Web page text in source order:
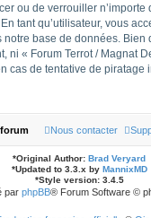
ou de verrouiller
tant qu’utilisateur, vous
base de données.
ni « Forum Terrot / Magnat
cas de tentative de piratage
Nous contacter
*Original Author: Brad Veryard
*Updated to 3.3.x by MannixMD
*Style version: 3.4.5
par phpBB® Forum Software ©